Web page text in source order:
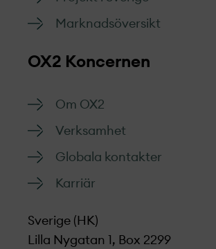
Marknads­översikt
OX2 Koncernen
Om OX2
Verksamhet
Globala kontakter
Karriär
Sverige (HK)
Lilla Nygatan 1, Box 2299